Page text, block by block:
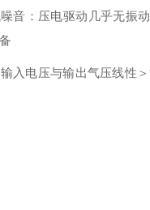
音：压电驱动几乎无振
入电压与输出气压线性